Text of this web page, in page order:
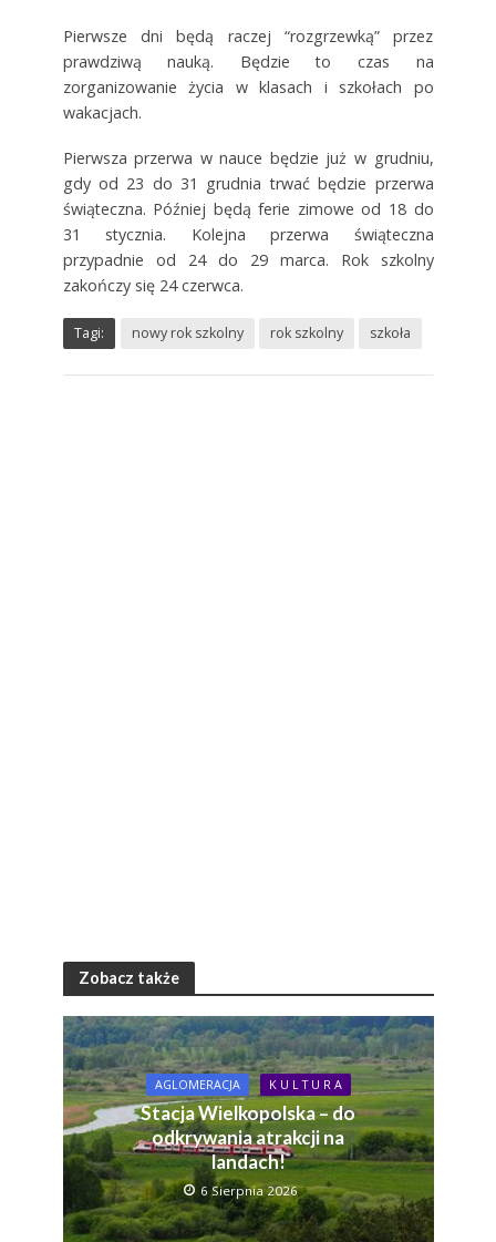
Pierwsze dni będą raczej “rozgrzewką” przez
prawdziwą nauką. Będzie to czas na
zorganizowanie życia w klasach i szkołach po
wakacjach.
Pierwsza przerwa w nauce będzie już w grudniu,
gdy od 23 do 31 grudnia trwać będzie przerwa
świąteczna. Później będą ferie zimowe od 18 do
31 stycznia. Kolejna przerwa świąteczna
przypadnie od 24 do 29 marca. Rok szkolny
zakończy się 24 czerwca.
Tagi: nowy rok szkolny rok szkolny szkoła
Zobacz także
AGLOMERACJA K U L T U R A
Stacja Wielkopolska – do
odkrywania atrakcji na
landach!
6 Sierpnia 2026